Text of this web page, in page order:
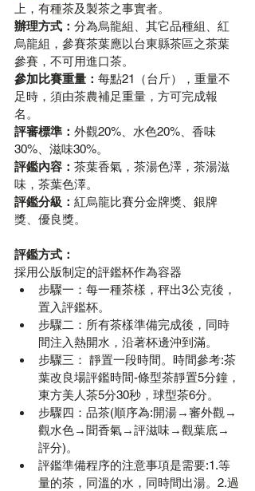
上，有種茶及製茶之事實者。
辦理方式： 分為烏龍組、其它品種組、紅
烏龍組，參賽茶葉應以台東縣茶區之茶葉
參賽，不可用進口茶。
參加比賽重量： 每點21（台斤），重量不
足時，須由茶農補足重量，方可完成報
名。
評審標準： 外觀20%、水色20%、香味
30%、滋味30%。
評鑑內容： 茶葉香氣，茶湯色澤，茶湯滋
味，茶葉色澤。
評鑑分級： 紅烏龍比賽分金牌獎、銀牌
獎、優良獎。
評鑑方式：
採用公版制定的評鑑杯作為容器
步驟一：每一種茶樣，秤出3公克後，
置入評鑑杯。
步驟二：所有茶樣準備完成後，同時
間注入熱開水，沿著杯邊沖到滿。
步驟三： 靜置一段時間。時間參考:茶
葉改良場評鑑時間-條型茶靜置5分鐘，
東方美人茶5分30秒，球型茶6分。
步驟四：品茶(順序為:開湯→審外觀→
觀水色→聞香氣→評滋味→觀葉底→
評分)。
評鑑準備程序的注意事項是需要:1.等
量的茶，同溫的水，同時間出湯。2.過